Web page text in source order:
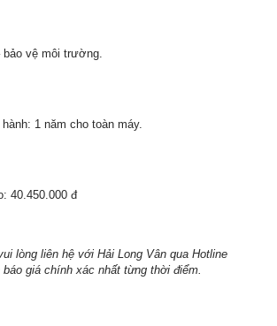
bảo vệ môi trường.
1 năm cho toàn máy.
40.450.000 đ
lòng liên hệ với Hải Long Vân qua Hotline
báo giá chính xác nhất từng thời điểm.